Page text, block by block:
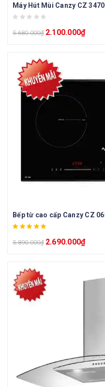
Máy Hút Mùi Canzy CZ 3470
5.680.000₫ 2.100.000₫
Bếp từ cao cấp Canzy CZ 06I
5.890.000₫ 2.690.000₫